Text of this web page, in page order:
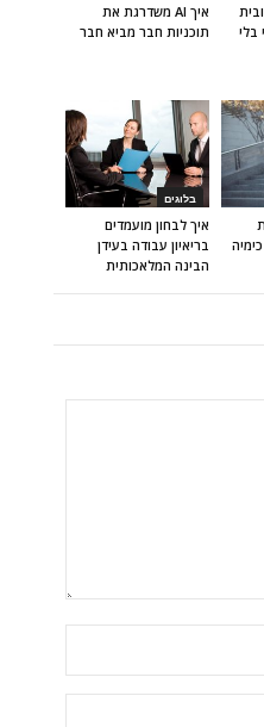
איך AI משדרגת את
תוכניות חבר מביא חבר
בלי
בלוגים
איך לבחון מועמדים
בריאיון עבודה בעידן
הבינה המלאכותית